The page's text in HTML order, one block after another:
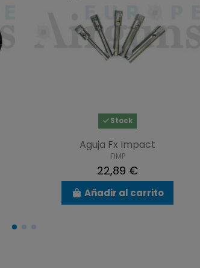
Stock
Aguja Fx Impact
FIMP
22,89 €
Añadir al carrito